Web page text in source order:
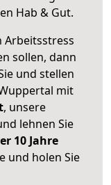
Hab & Gut.
Arbeitsstress
sollen, dann
und stellen
mit
, unsere
lehnen Sie
10 Jahre
und holen Sie